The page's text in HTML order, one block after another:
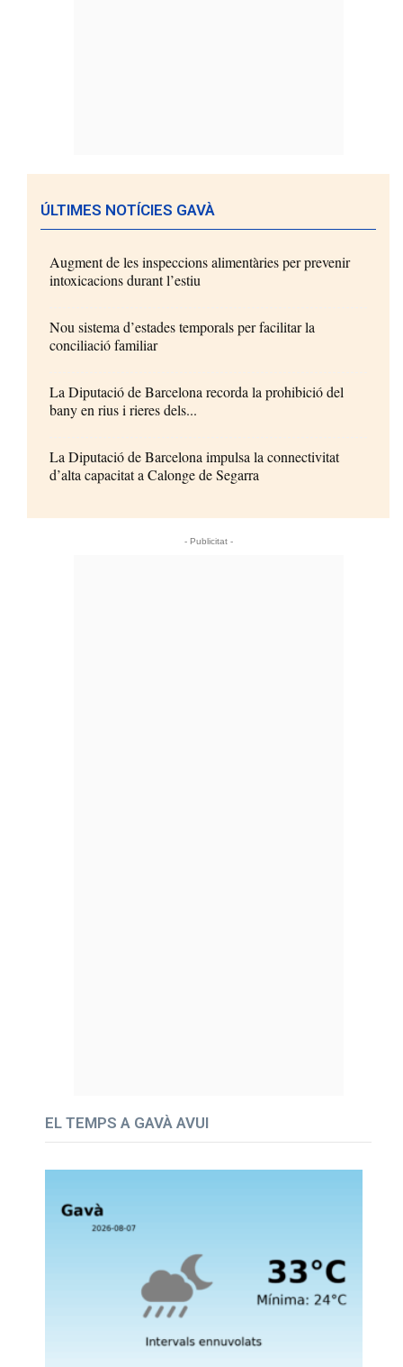
ÚLTIMES NOTÍCIES GAVÀ
Augment de les inspeccions alimentàries per prevenir
intoxicacions durant l’estiu
Nou sistema d’estades temporals per facilitar la
conciliació familiar
La Diputació de Barcelona recorda la prohibició del
bany en rius i rieres dels...
La Diputació de Barcelona impulsa la connectivitat
d’alta capacitat a Calonge de Segarra
- Publicitat -
EL TEMPS A GAVÀ AVUI